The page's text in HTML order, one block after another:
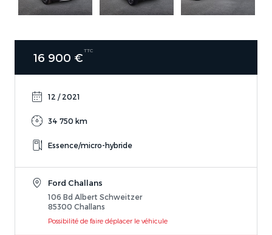
16 900 €
TTC
12 / 2021
34 750 km
Essence/micro-hybride
Ford Challans
106 Bd Albert Schweitzer
85300 Challans
Possibilité de faire déplacer le véhicule